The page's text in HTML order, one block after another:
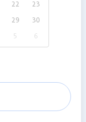
22 23
29 30
5 6